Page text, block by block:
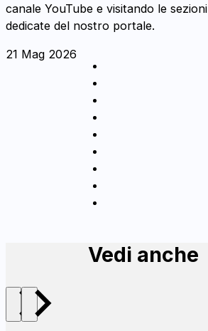
canale YouTube e visitando le sezioni
dedicate del nostro portale.
21 Mag 2026
Vedi anche